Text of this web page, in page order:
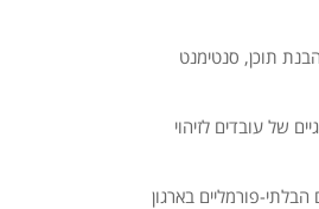
תוכן, סנטימנט
של עובדים לזיהוי
פורמליים בארגון